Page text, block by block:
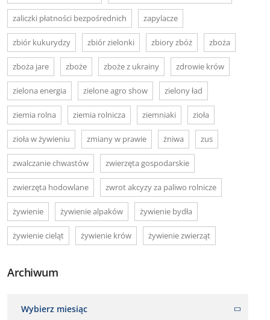
zaliczki płatności bezpośrednich zapylacze
zbiór kukurydzy zbiór zielonki zbiory zbóż zboża
zboża jare zboże zboże z ukrainy zdrowie krów
zielona energia zielone agro show zielony ład
ziemia rolna ziemia rolnicza ziemniaki zioła
zioła w żywieniu zmiany w prawie żniwa zus
zwalczanie chwastów zwierzęta gospodarskie
zwierzęta hodowlane zwrot akcyzy za paliwo rolnicze
żywienie żywienie alpaków żywienie bydła
żywienie cieląt żywienie krów żywienie zwierząt
Archiwum
Wybierz miesiąc